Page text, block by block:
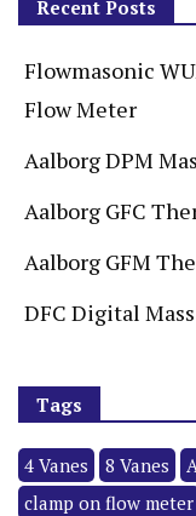
Recent Posts
Flowmasonic
Flow Meter
Aalborg DPM
Aalborg GFC
Aalborg GFM
DFC Digital
Tags
4 Vanes 8 Vanes
clamp on flow meter